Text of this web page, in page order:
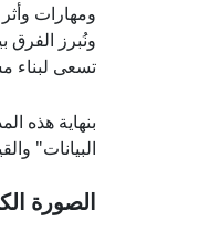
ومهارات
ونُبرز الفرق
تسعى لبناء
بنهاية هذه
البيانات"
الصورة